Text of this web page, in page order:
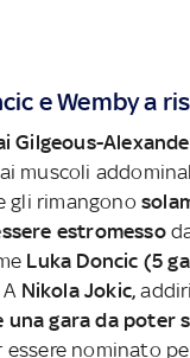
e Wemby a
Gilgeous-
muscoli
gli rimangono
estromesso
Luka Doncic (5
. A Nikola Jokic,
una gara da poter
nominato